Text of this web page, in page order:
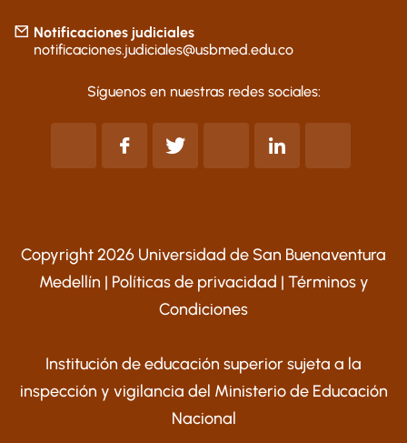
Notificaciones judiciales
notificaciones.judiciales@usbmed.edu.co
Síguenos en nuestras redes sociales:
Copyright 2026 Universidad de San Buenaventura
Medellín | Políticas de privacidad | Términos y
Condiciones
Institución de educación superior sujeta a la
inspección y vigilancia del Ministerio de Educación
Nacional